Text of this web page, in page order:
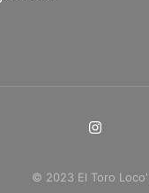
© 2023 El Toro